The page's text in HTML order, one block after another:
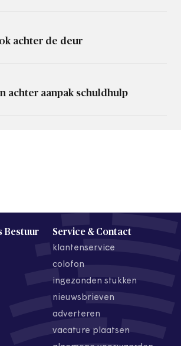
achter de deur
achter aanpak schuldhulp
Bestuur Service & Contact
klantenservice
colofon
ingezonden stukken
nieuwsbrieven
adverteren
vacature plaatsen